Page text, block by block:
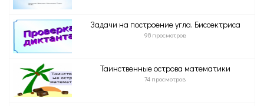
Задачи на построение угла. Биссектриса
98 просмотров
Таинственные острова математики
74 просмотров